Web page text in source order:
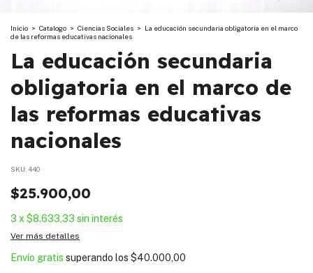
Inicio > Catalogo > Ciencias Sociales > La educación secundaria obligatoria en el marco
de las reformas educativas nacionales
La educación secundaria
obligatoria en el marco de
las reformas educativas
nacionales
SKU: 440
$25.900,00
3 x $8.633,33 sin interés
Ver más detalles
Envío gratis superando los $40.000,00